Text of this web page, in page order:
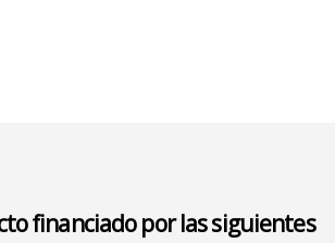
financiado por las siguientes